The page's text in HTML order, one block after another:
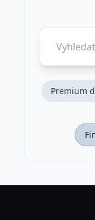
Premium